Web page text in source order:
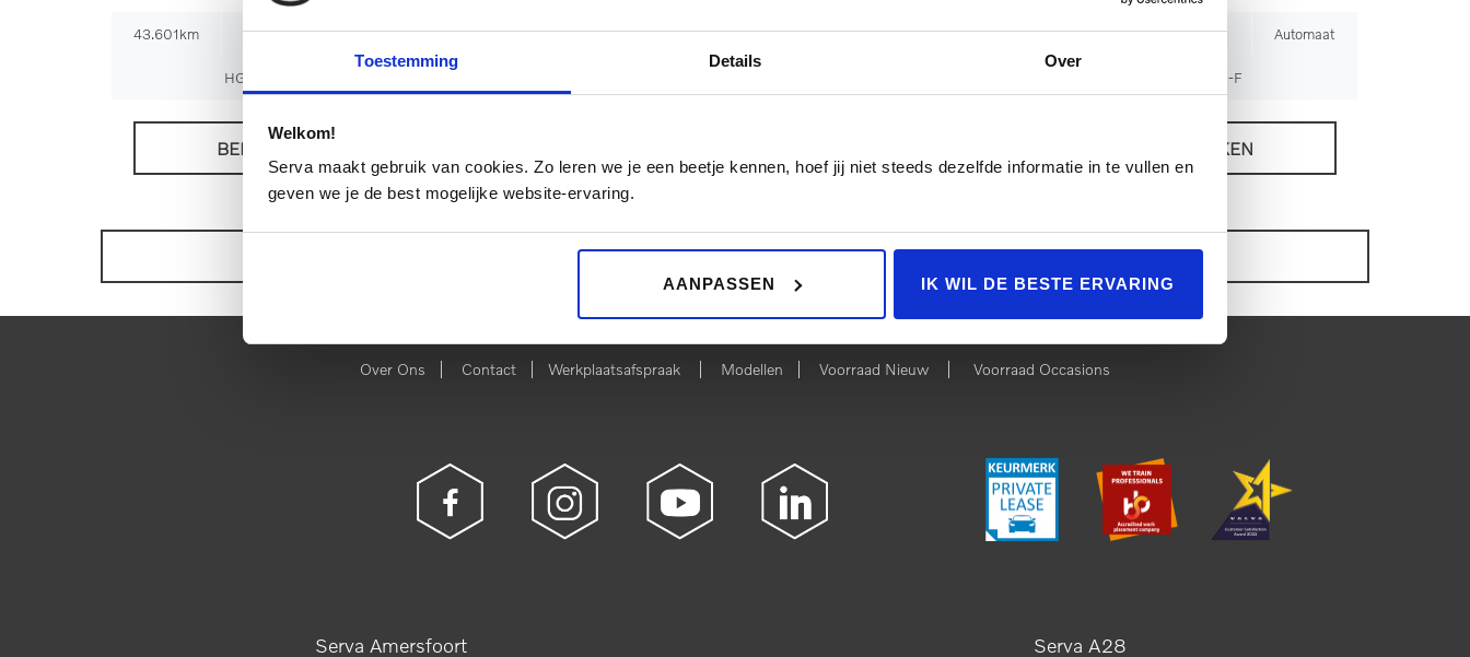
Toestemming Details Over
Welkom!
Serva maakt gebruik van cookies. Zo leren we je een beetje kennen, hoef jij niet steeds dezelfde informatie in te vullen en
geven we je de best mogelijke website-ervaring.
AANPASSEN IK WIL DE BESTE ERVARING
43.601km 2025 Automaat
HGB-74-D
BEKIJKEN
38.957km 2025 Automaat 5.855km 2026 Automaat 8.823km 2025 Automaat
JRD-45-F
BEKIJKEN
BEKIJK ONZE VOORRAAD OCCASIONS
Over Ons | Contact | Werkplaatsafspraak | Modellen | Voorraad Nieuw | Voorraad Occasions
Serva Amersfoort Serva A28